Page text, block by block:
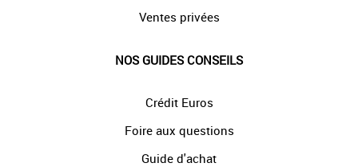
Ventes privées
NOS GUIDES CONSEILS
Crédit Euros
Foire aux questions
Guide d'achat